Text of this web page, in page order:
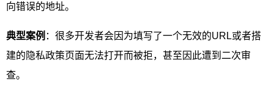
向错误的地址。
典型案例 ：很多开发者会因为填写了一个无效的URL或者搭
建的隐私政策页面无法打开而被拒，甚至因此遭到二次审
查。